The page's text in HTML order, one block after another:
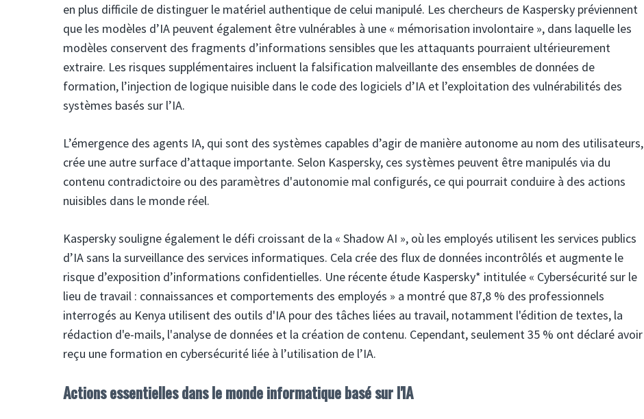
en plus difficile de distinguer le matériel authentique de celui manipulé. Les chercheurs de Kaspersky préviennent
que les modèles d’IA peuvent également être vulnérables à une « mémorisation involontaire », dans laquelle les
modèles conservent des fragments d’informations sensibles que les attaquants pourraient ultérieurement
extraire. Les risques supplémentaires incluent la falsification malveillante des ensembles de données de
formation, l’injection de logique nuisible dans le code des logiciels d’IA et l’exploitation des vulnérabilités des
systèmes basés sur l’IA.
L’émergence des agents IA, qui sont des systèmes capables d’agir de manière autonome au nom des utilisateurs,
crée une autre surface d’attaque importante. Selon Kaspersky, ces systèmes peuvent être manipulés via du
contenu contradictoire ou des paramètres d'autonomie mal configurés, ce qui pourrait conduire à des actions
nuisibles dans le monde réel.
Kaspersky souligne également le défi croissant de la « Shadow AI », où les employés utilisent les services publics
d’IA sans la surveillance des services informatiques. Cela crée des flux de données incontrôlés et augmente le
risque d’exposition d’informations confidentielles. Une récente étude Kaspersky* intitulée « Cybersécurité sur le
lieu de travail : connaissances et comportements des employés » a montré que 87,8 % des professionnels
interrogés au Kenya utilisent des outils d'IA pour des tâches liées au travail, notamment l'édition de textes, la
rédaction d'e-mails, l'analyse de données et la création de contenu. Cependant, seulement 35 % ont déclaré avoir
reçu une formation en cybersécurité liée à l’utilisation de l’IA.
Actions essentielles dans le monde informatique basé sur l'IA